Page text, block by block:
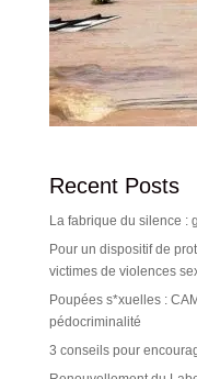
Recent Posts
La fabrique du silence :
Pour un dispositif de
victimes de violences
Poupées s*xuelles :
pédocriminalité
3 conseils pour